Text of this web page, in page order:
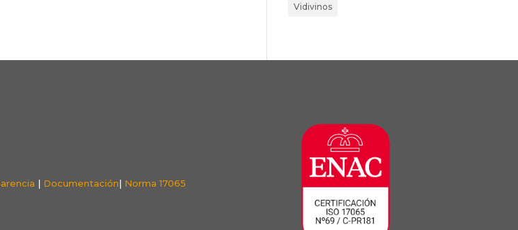
Vidivinos
| Documentación| Norma 17065